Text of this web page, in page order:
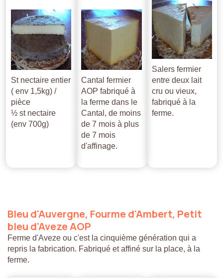
St nectaire entier
( env 1,5kg) /
pièce
½ st nectaire
(env 700g)
Cantal fermier
AOP fabriqué à
la ferme dans le
Cantal, de moins
de 7 mois à plus
de 7 mois
d'affinage.
Salers fermier
entre deux lait
cru ou vieux,
fabriqué à la
ferme.
Bleu d'Auvergne, Fourmed'Ambert, Petit
bleu d'AvezeAOP
Ferme d'Aveze ou c'est la cinquième génération qui a
repris la fabrication. Fabriqué et affiné sur la place, à la
ferme.